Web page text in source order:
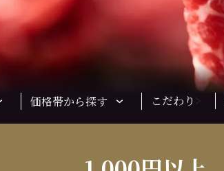
価格帯から探す こだわり >